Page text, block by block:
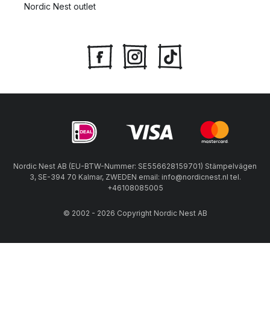
Nordic Nest outlet
Nordic Nest AB (EU-BTW-Nummer: SE556628159701) Stämpelvägen
3, SE-394 70 Kalmar, ZWEDEN email: info@nordicnest.nl tel.
+46108085005
© 2002 - 2026 Copyright Nordic Nest AB